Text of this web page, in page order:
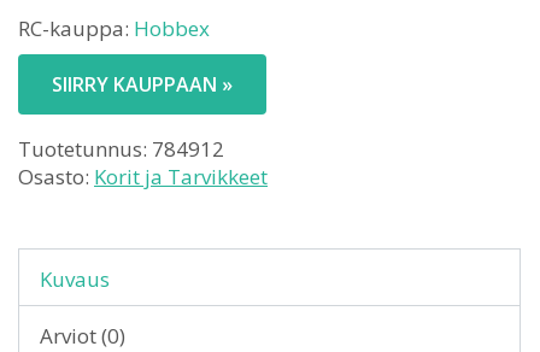
RC-kauppa: Hobbex
SIIRRY KAUPPAAN »
Tuotetunnus: 784912
Osasto: Korit ja Tarvikkeet
Kuvaus
Arviot (0)